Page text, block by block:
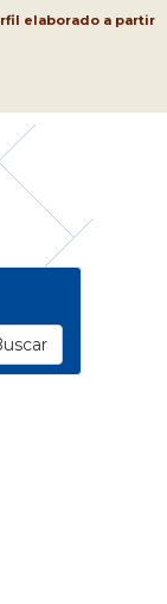
elaborado a partir